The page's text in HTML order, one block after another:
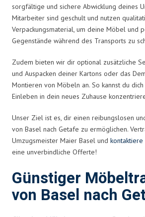
sorgfältige und sichere Abwicklung deines
Mitarbeiter sind geschult und nutzen
Verpackungsmaterial, um deine Möbel und
Gegenstände während des Transports zu
Zudem bieten wir dir optional zusätzliche
und Auspacken deiner Kartons oder das
Montieren von Möbeln an. So kannst du
Einleben in dein neues Zuhause
Unser Ziel ist es, dir einen reibungslosen
von Basel nach Getafe zu ermöglichen.
Umzugsmeister Maier Basel und kontaktiere
eine unverbindliche Offerte!
Günstiger
von Basel nach